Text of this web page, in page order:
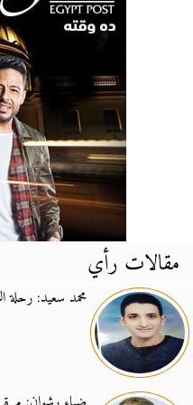
مقالات رأي
محمد سعيد: رحلة